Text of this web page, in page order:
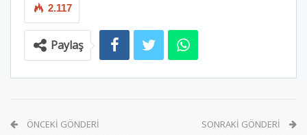
2.117
Paylaş
ÖNCEKI GÖNDERI SONRAKI GÖNDERI